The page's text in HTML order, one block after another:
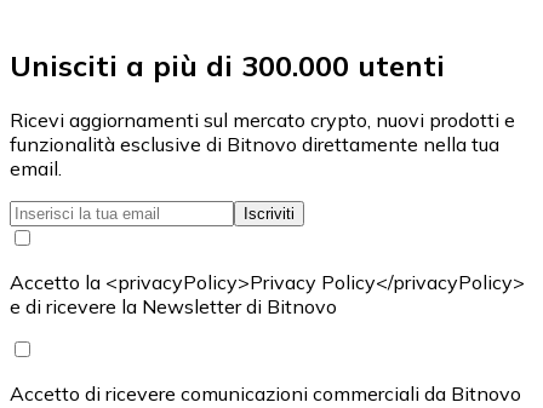
Unisciti a più di 300.000 utenti
Ricevi aggiornamenti sul mercato crypto, nuovi prodotti e
funzionalità esclusive di Bitnovo direttamente nella tua
email.
Iscriviti
Accetto la <privacyPolicy>Privacy Policy</privacyPolicy>
e di ricevere la Newsletter di Bitnovo
Accetto di ricevere comunicazioni commerciali da Bitnovo